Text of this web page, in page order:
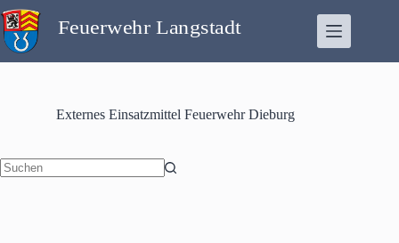
Zum
Inhalt
springen
Externes Einsatzmittel Feuerwehr Dieburg